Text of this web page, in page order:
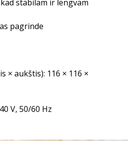
stabilam ir lengvam
pagrinde
× aukštis): 116 × 116 ×
V, 50/60 Hz